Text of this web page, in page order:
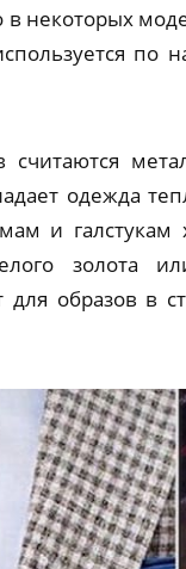
некоторых
одежда
и галстукам
золота
образов в